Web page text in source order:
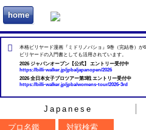
home ビリヲカ
本格ビリヤード漫画『ミドリノバショ』9巻（完結巻）が6
ビリヤードの入門書としても活用されています。
2026 ジャパンオープン【公式】 エントリー受付中
https://billi-walker.jp/jpba/japanopen/2026
2026 全日本女子プロツアー第3戦 エントリー受付中
https://billi-walker.jp/jpba/womens-tour/2026-3rd
Japanese
プロ名鑑
対戦検索